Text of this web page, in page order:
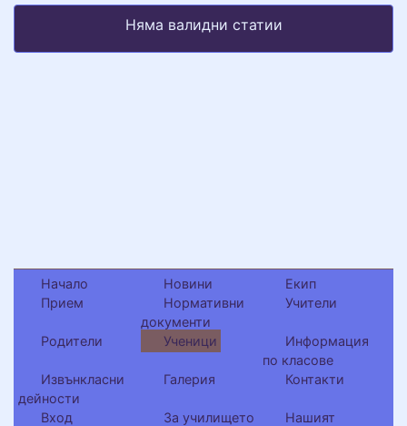
Няма валидни статии
Начало Новини
Екип
Прием
Нормативни
документи
Учители
Родители Ученици
Информация
по класове
Извънкласни
дейности
Галерия Контакти
Вход За училището
Нашият